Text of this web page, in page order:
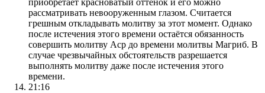
приобретает красноватый оттенок и его можно
рассматривать невооруженным глазом. Считается
грешным откладывать молитву за этот момент. Однако
после истечения этого времени остаётся обязанность
совершить молитву Аср до времени молитвы Магриб. В
случае чрезвычайных обстоятельств разрешается
выполнять молитву даже после истечения этого
времени.
21:16